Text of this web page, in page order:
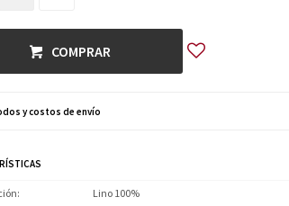
COMPRAR
y costos de envío
Lino 100%